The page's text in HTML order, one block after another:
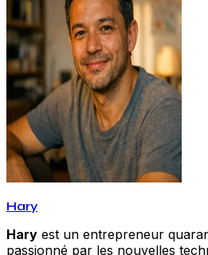
Hary
Hary est un entrepreneur
passionné par les nouvelles